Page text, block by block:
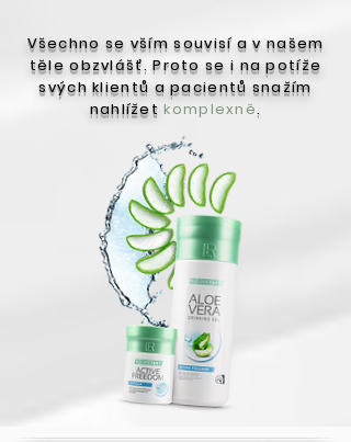
Všechno se vším souvisí a v našem
těle obzvlášť. Proto se i na potíže
svých klientů a pacientů snažím
nahlížet komplexně.